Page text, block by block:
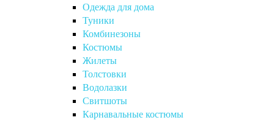
Одежда для дома
Туники
Комбинезоны
Костюмы
Жилеты
Толстовки
Водолазки
Свитшоты
Карнавальные костюмы